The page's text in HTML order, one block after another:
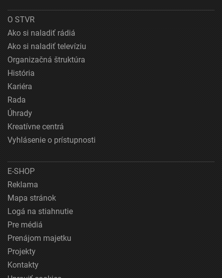
O STVR
Ako si naladiť rádiá
Ako si naladiť televíziu
Organizačná štruktúra
História
Kariéra
Rada
Úhrady
Kreatívne centrá
Vyhlásenie o prístupnosti
E-SHOP
Reklama
Mapa stránok
Logá na stiahnutie
Pre médiá
Prenájom majetku
Projekty
Kontakty